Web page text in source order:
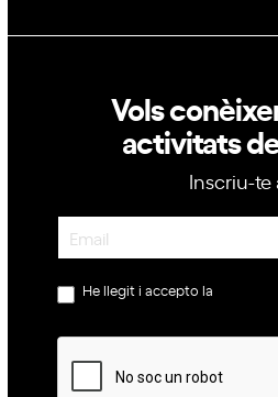
Vols
activitats
Inscriu-te
Newsletter
He llegit i accepto la política